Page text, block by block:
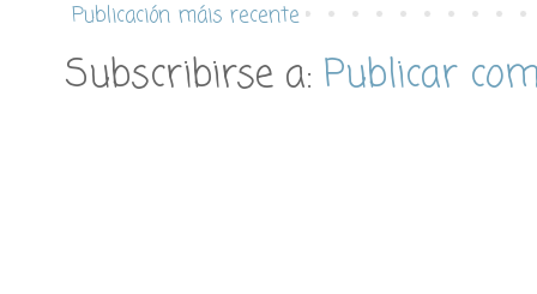
Publicación máis recente
Subscribirse a: Publicar